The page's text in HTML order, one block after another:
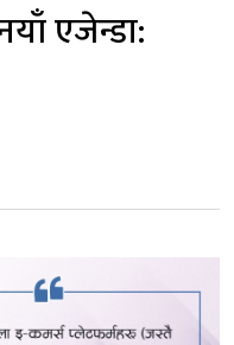
एजेन्डा: